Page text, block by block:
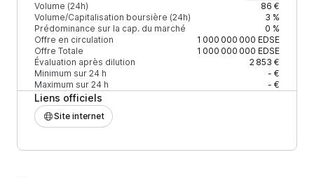
Volume (24h)
86 €
Volume/Capitalisation boursière (24h)
3 %
Prédominance sur la cap. du marché
0 %
Offre en circulation
1 000 000 000 EDSE
Offre Totale
1 000 000 000 EDSE
Évaluation après dilution
2 853 €
Minimum sur 24 h
- €
Maximum sur 24 h
- €
Liens officiels
Site internet